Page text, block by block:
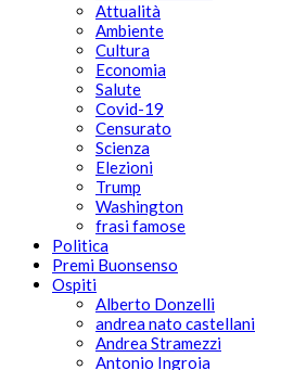
Attualità
Ambiente
Cultura
Economia
Salute
Covid-19
Censurato
Scienza
Elezioni
Trump
Washington
frasi famose
Politica
Premi Buonsenso
Ospiti
Alberto Donzelli
andrea nato castellani
Andrea Stramezzi
Antonio Ingroia